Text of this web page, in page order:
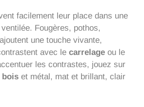
facilement leur place dans une
ventilée. Fougères, pothos,
une touche vivante,
avec le carrelage ou le
les contrastes, jouez sur
bois et métal, mat et brillant, clair